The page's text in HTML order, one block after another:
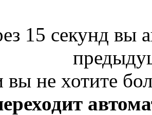
15 секунд вы
вы не хотите